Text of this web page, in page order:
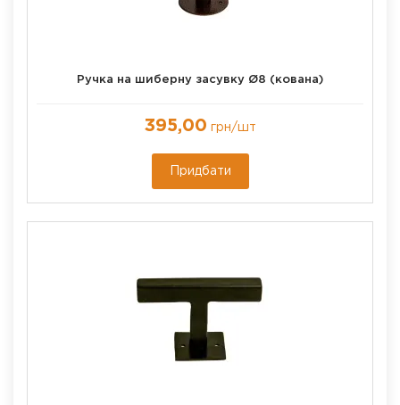
Ручка на шиберну засувку Ø8 (кована)
395,00 грн/шт
Придбати